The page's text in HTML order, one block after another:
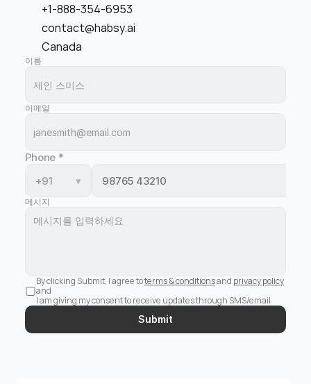
+1-888-354-6953
contact@habsy.ai
Canada
이름
이메일
Phone *
+91
▾
메시지
By clicking Submit, I agree to terms & conditions and privacy policy
and
I am giving my consent to receive updates through SMS/email
Submit